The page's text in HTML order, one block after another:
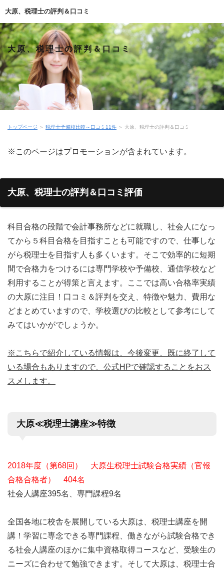
大原、税理士の評判＆口コミ
大原、税理士の評判＆口コミ
トップページ ＞ 税理士予備校比較～口コミ11件 ＞ 大原、税理士の評判＆口コミ
※このページはプロモーションが含まれています。
大原、税理士の評判＆口コミ評価
科目合格の段階で会計事務所などに就職し、社会人になっ
てから５科目合格を目指すことも可能ですので、仕事しな
がら税理士を目指す人も多くいます。そこで効率的に短期
間で合格力をつけるには専門学校や予備校、通信学校など
利用することが得策と言えます。ここでは高い合格率実績
の大原に注目！口コミ＆評判を交え、特徴や魅力、費用な
どまとめていますので、学校選びの比較として参考にして
みてはいかがでしょうか。
※こちらで紹介している情報は、今後変更、既に終了して
いる場合もありますので、公式HPで確認することをおス
スメします。
大原≪税理士講座≫特徴
2018年度（第68回） 大原生税理士試験合格実績（官報
合格合格者） 404名
社会人講座395名、専門課程9名
全国各地に校舎を展開している大原は、税理士講座を開
講！学習に専念できる専門課程、働きながら試験合格でき
る社会人講座のほかに集中資格取得コースなど、受験生の
ニーズに合わせて勉強できます。そして大原は、税理士合